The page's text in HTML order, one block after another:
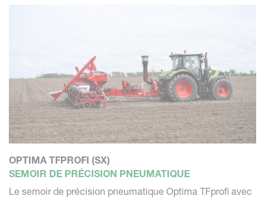
OPTIMA TFPROFI (SX)
SEMOIR DE PRÉCISION PNEUMATIQUE
Le semoir de précision pneumatique Optima TFprofi avec